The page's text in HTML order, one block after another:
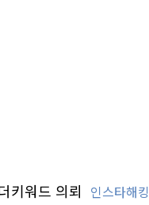
키워드 의뢰 인스타해킹